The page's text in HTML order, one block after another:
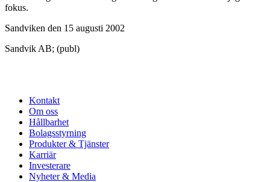
fokus.
Sandviken den 15 augusti 2002
Sandvik AB; (publ)
Kontakt
Om oss
Hållbarhet
Bolagsstyrning
Produkter & Tjänster
Karriär
Investerare
Nyheter & Media